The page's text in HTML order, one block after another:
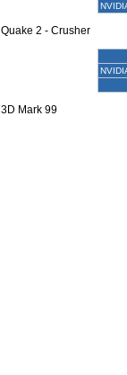
Quake 2 - Crusher
3D Mark 99